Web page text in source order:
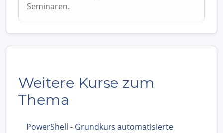
Seminaren.
Weitere Kurse zum
Thema
PowerShell - Grundkurs automatisierte